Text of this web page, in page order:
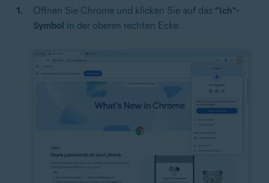
Öffnen Sie Chrome und klicken Sie auf das "Ich"-
Symbol in der oberen rechten Ecke.